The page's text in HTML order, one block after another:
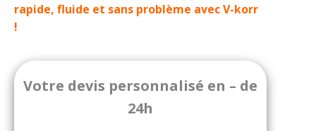
rapide, fluide et sans problème avecV-korr
!
Votre devis personnalisé en – de
24h